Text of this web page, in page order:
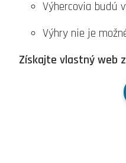
Výhercovia budú
Výhry nie je
Získajte vlastný web